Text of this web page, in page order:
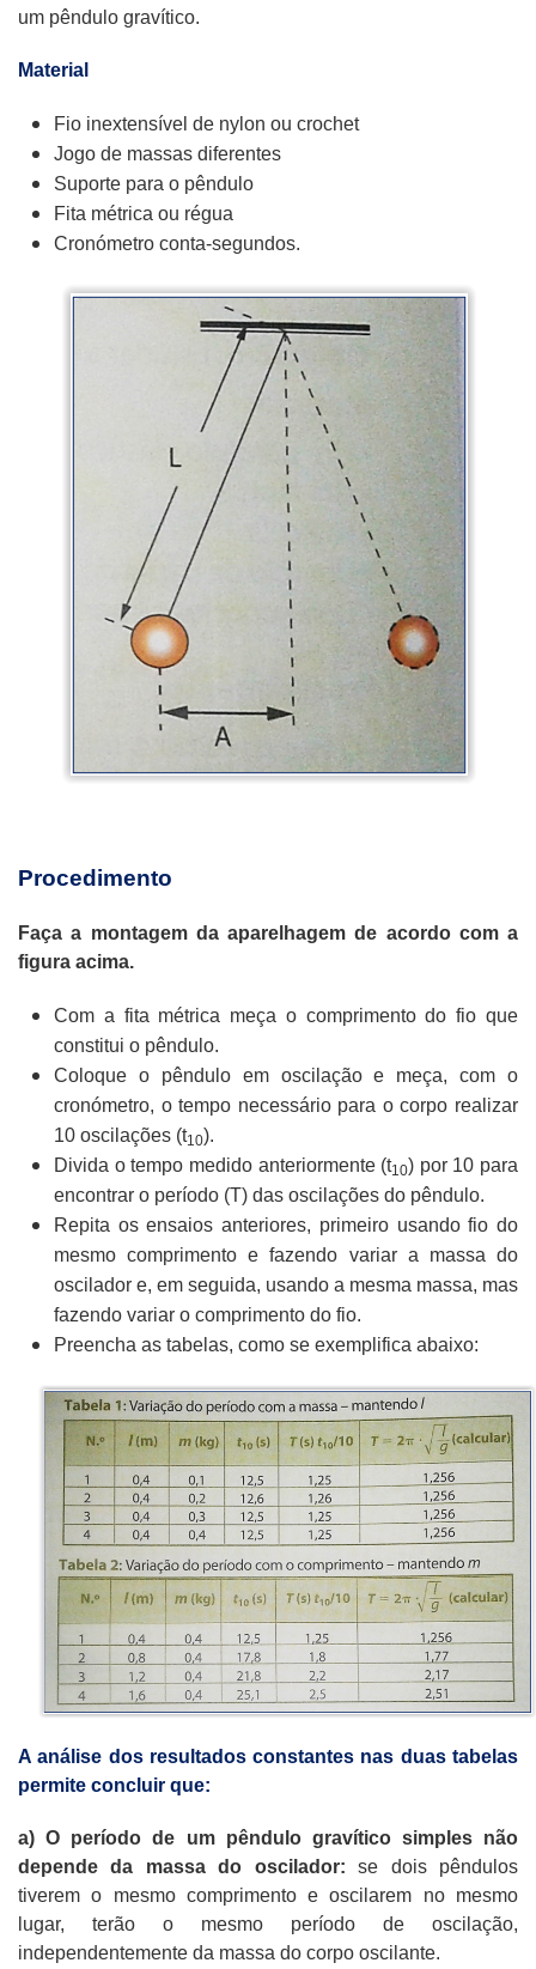
um pêndulo gravítico.
Material
Fio inextensível de nylon ou crochet
Jogo de massas diferentes
Suporte para o pêndulo
Fita métrica ou régua
Cronómetro conta-segundos.
Procedimento
Faça a montagem da aparelhagem de acordo com a
figura acima.
Com a fita métrica meça o comprimento do fio que
constitui o pêndulo.
Coloque o pêndulo em oscilação e meça, com o
cronómetro, o tempo necessário para o corpo realizar
10 oscilações (t10).
Divida o tempo medido anteriormente (t10) por 10 para
encontrar o período (T) das oscilações do pêndulo.
Repita os ensaios anteriores, primeiro usando fio do
mesmo comprimento e fazendo variar a massa do
oscilador e, em seguida, usando a mesma massa, mas
fazendo variar o comprimento do fio.
Preencha as tabelas, como se exemplifica abaixo:
A análise dos resultados constantes nas duas tabelas
permite concluir que:
a) O período de um pêndulo gravítico simples não
depende da massa do oscilador: se dois pêndulos
tiverem o mesmo comprimento e oscilarem no mesmo
lugar, terão o mesmo período de oscilação,
independentemente da massa do corpo oscilante.